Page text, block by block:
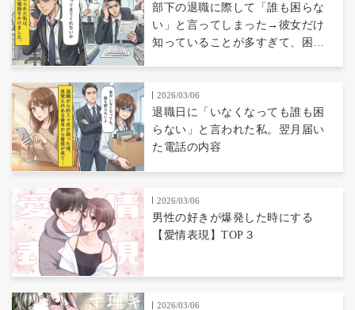
部下の退職に際して「誰も困らな
い」と言ってしまった→彼女だけ
知っていることが多すぎて、困る
2026/03/06
退職日に「いなくなっても誰も困
らない」と言われた私。翌月届い
た電話の内容
2026/03/06
男性の好きが爆発した時にする
【愛情表現】TOP３
2026/03/06